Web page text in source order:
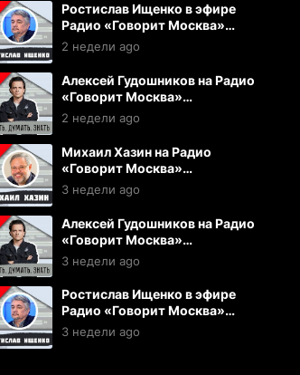
Ростислав Ищенко в эфире
Радио «Говорит Москва»
(22.07.2026)
2 недели ago
Алексей Гудошников на Радио
«Говорит Москва»
(22.07.2026)
2 недели ago
Михаил Хазин на Радио
«Говорит Москва»
(20.07.2026)
3 недели ago
Алексей Гудошников на Радио
«Говорит Москва»
(20.07.2026)
3 недели ago
Ростислав Ищенко в эфире
Радио «Говорит Москва»
(15.07.2026)
3 недели ago